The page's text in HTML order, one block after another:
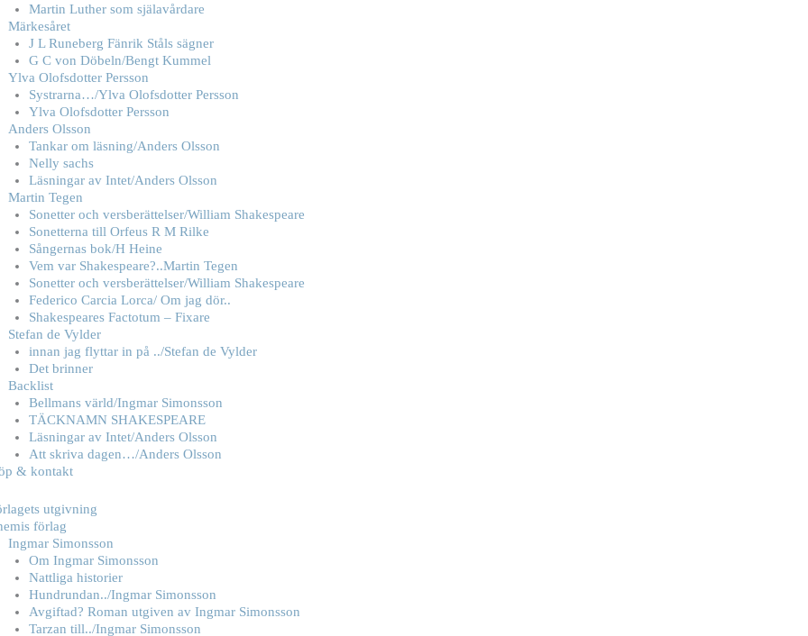
Martin Luther som själavårdare
Märkesåret
J L Runeberg Fänrik Ståls sägner
G C von Döbeln/Bengt Kummel
Ylva Olofsdotter Persson
Systrarna…/Ylva Olofsdotter Persson
Ylva Olofsdotter Persson
Anders Olsson
Tankar om läsning/Anders Olsson
Nelly sachs
Läsningar av Intet/Anders Olsson
Martin Tegen
Sonetter och versberättelser/William Shakespeare
Sonetterna till Orfeus R M Rilke
Sångernas bok/H Heine
Vem var Shakespeare?..Martin Tegen
Sonetter och versberättelser/William Shakespeare
Federico Carcia Lorca/ Om jag dör..
Shakespeares Factotum – Fixare
Stefan de Vylder
innan jag flyttar in på ../Stefan de Vylder
Det brinner
Backlist
Bellmans värld/Ingmar Simonsson
TÄCKNAMN SHAKESPEARE
Läsningar av Intet/Anders Olsson
Att skriva dagen…/Anders Olsson
& kontakt
utgivning
förlag
Ingmar Simonsson
Om Ingmar Simonsson
Nattliga historier
Hundrundan../Ingmar Simonsson
Avgiftad? Roman utgiven av Ingmar Simonsson
Tarzan till../Ingmar Simonsson